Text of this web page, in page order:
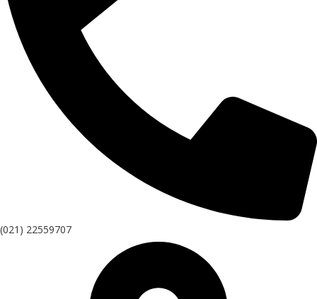
(021) 22559707